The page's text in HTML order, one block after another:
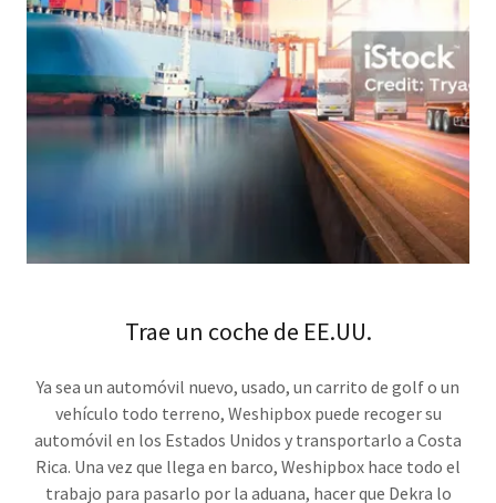
Trae un coche de EE.UU.
Ya sea un automóvil nuevo, usado, un carrito de golf o un
vehículo todo terreno, Weshipbox puede recoger su
automóvil en los Estados Unidos y transportarlo a Costa
Rica. Una vez que llega en barco, Weshipbox hace todo el
trabajo para pasarlo por la aduana, hacer que Dekra lo